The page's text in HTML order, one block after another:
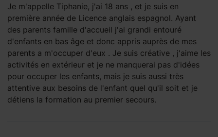
Je m'appelle Tiphanie, j'ai 18 ans , et je suis en
première année de Licence anglais espagnol. Ayant
des parents famille d'accueil j'ai grandi entouré
d'enfants en bas âge et donc appris auprès de mes
parents a m'occuper d'eux . Je suis créative , j'aime les
activités en extérieur et je ne manquerai pas d'idées
pour occuper les enfants, mais je suis aussi très
attentive aux besoins de l'enfant quel qu'il soit et je
détiens la formation au premier secours.